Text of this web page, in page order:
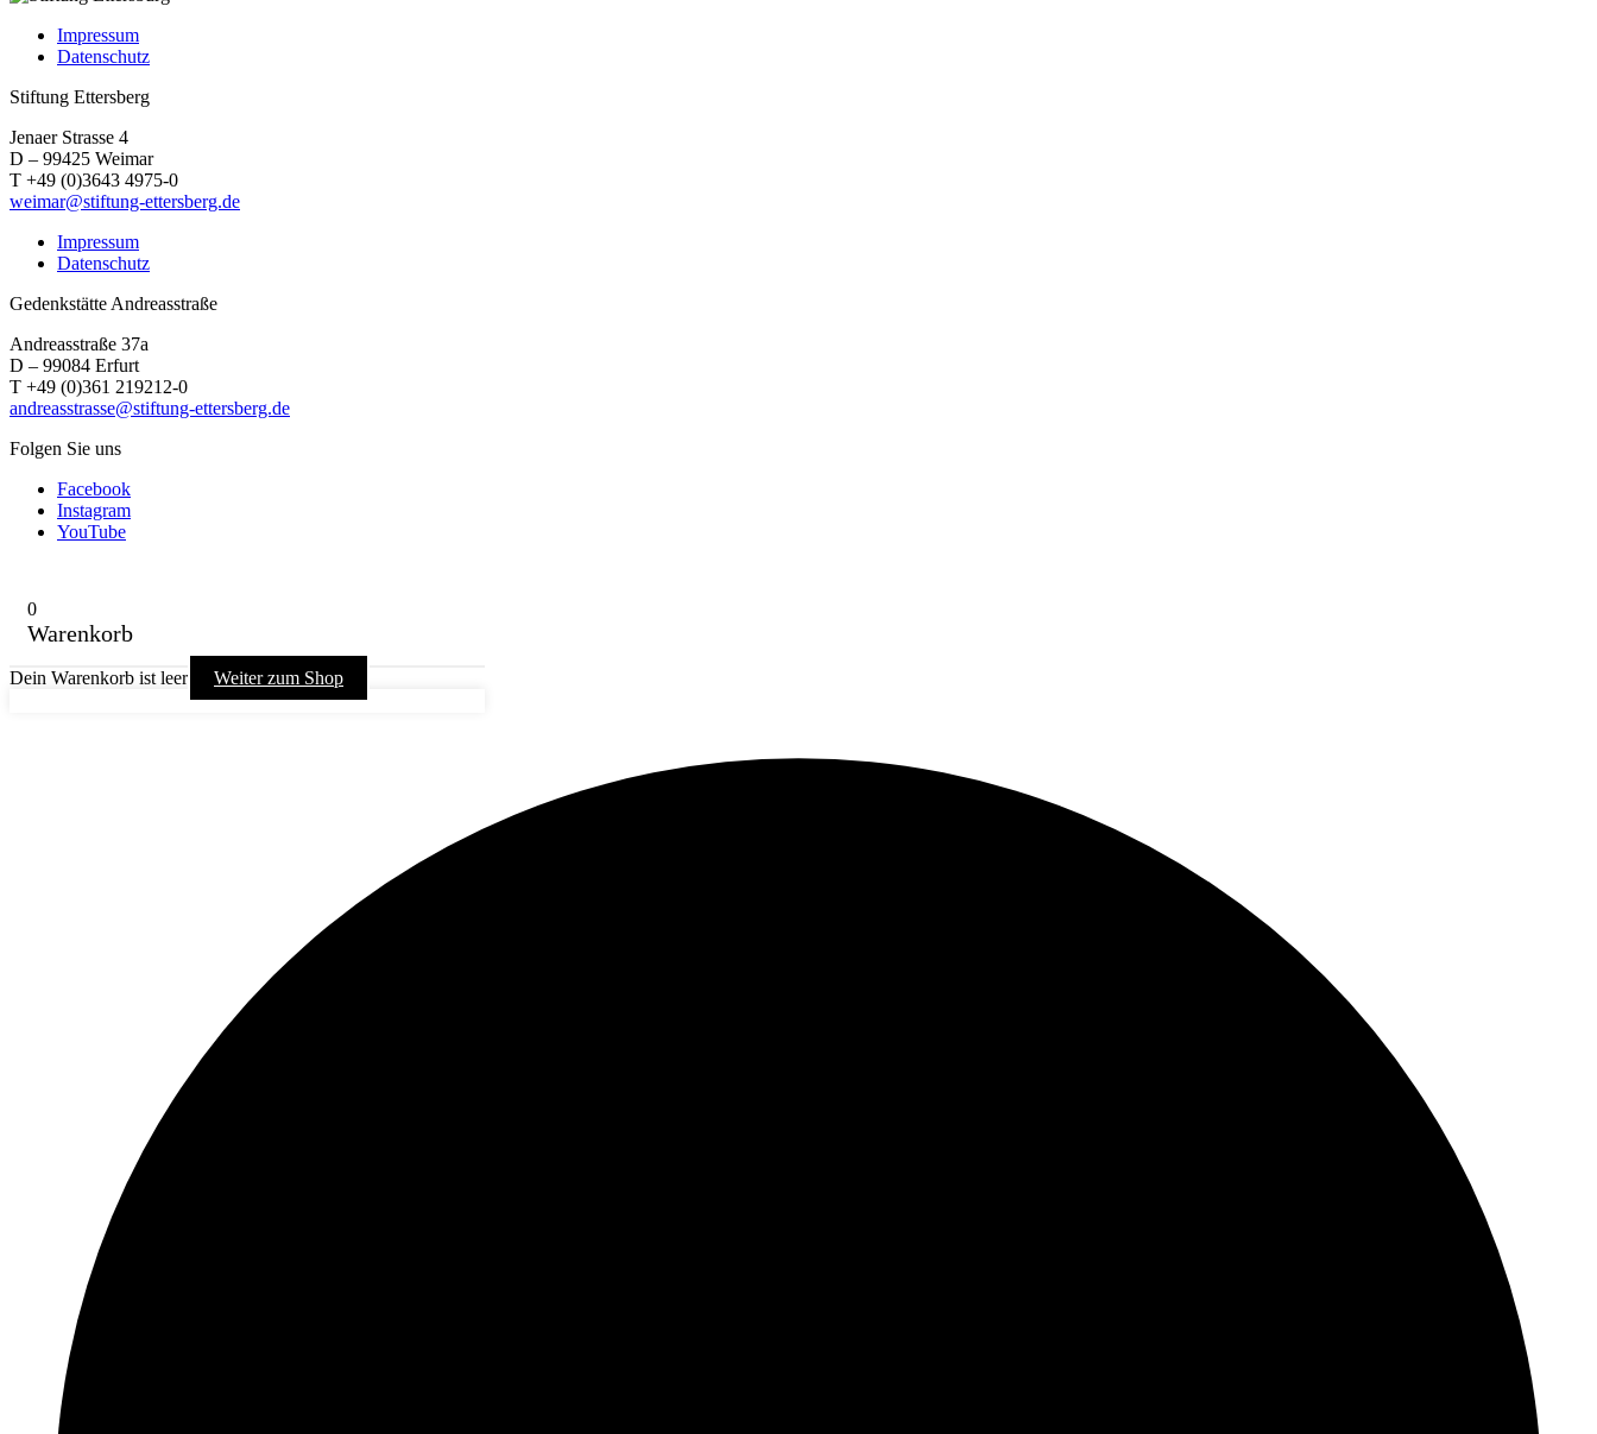
Impressum
Datenschutz
Stiftung Ettersberg
Jenaer Strasse 4
D – 99425 Weimar
T +49 (0)3643 4975-0
weimar@stiftung-ettersberg.de
Impressum
Datenschutz
Gedenkstätte Andreasstraße
Andreasstraße 37a
D – 99084 Erfurt
T +49 (0)361 219212-0
andreasstrasse@stiftung-ettersberg.de
Folgen Sie uns
Facebook
Instagram
YouTube
0
Warenkorb
Dein Warenkorb ist leer Weiter zum Shop